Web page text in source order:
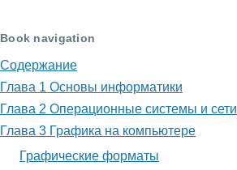
книги
для
Панель
инструментов
GIMP
Book navigation
Содержание
Глава 1 Основы информатики
Глава 2 Операционные системы и сети
Глава 3 Графика на компьютере
Графические форматы